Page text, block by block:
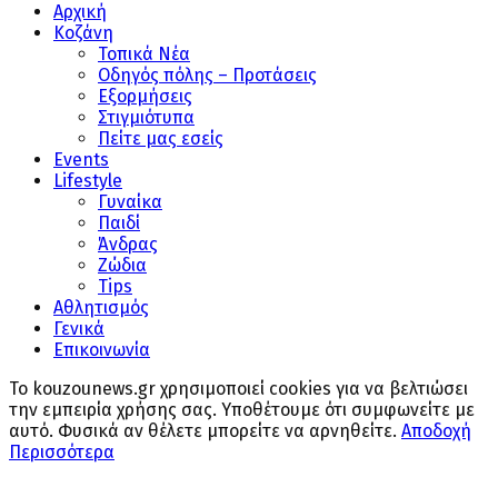
Αρχική
Κοζάνη
Τοπικά Νέα
Οδηγός πόλης – Προτάσεις
Εξορμήσεις
Στιγμιότυπα
Πείτε μας εσείς
Events
Lifestyle
Γυναίκα
Παιδί
Άνδρας
Ζώδια
Tips
Αθλητισμός
Γενικά
Επικοινωνία
Το kouzounews.gr χρησιμοποιεί cookies για να βελτιώσει
την εμπειρία χρήσης σας. Υποθέτουμε ότι συμφωνείτε με
αυτό. Φυσικά αν θέλετε μπορείτε να αρνηθείτε. Αποδοχή
Περισσότερα